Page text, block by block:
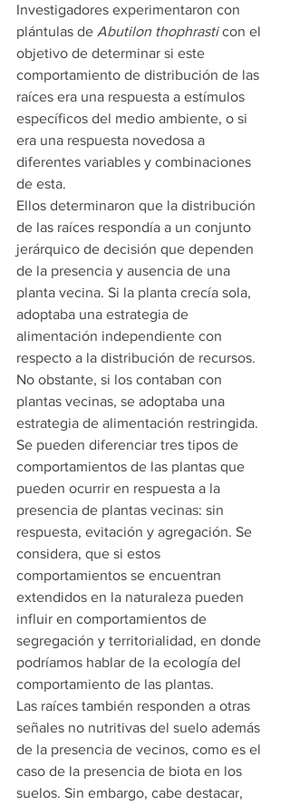
Investigadores experimentaron con
plántulas de Abutilon thophrasti con el
objetivo de determinar si este
comportamiento de distribución de las
raíces era una respuesta a estímulos
específicos del medio ambiente, o si
era una respuesta novedosa a
diferentes variables y combinaciones
de esta.
Ellos determinaron que la distribución
de las raíces respondía a un conjunto
jerárquico de decisión que dependen
de la presencia y ausencia de una
planta vecina. Si la planta crecía sola,
adoptaba una estrategia de
alimentación independiente con
respecto a la distribución de recursos.
No obstante, si los contaban con
plantas vecinas, se adoptaba una
estrategia de alimentación restringida.
Se pueden diferenciar tres tipos de
comportamientos de las plantas que
pueden ocurrir en respuesta a la
presencia de plantas vecinas: sin
respuesta, evitación y agregación. Se
considera, que si estos
comportamientos se encuentran
extendidos en la naturaleza pueden
influir en comportamientos de
segregación y territorialidad, en donde
podríamos hablar de la ecología del
comportamiento de las plantas.
Las raíces también responden a otras
señales no nutritivas del suelo además
de la presencia de vecinos, como es el
caso de la presencia de biota en los
suelos. Sin embargo, cabe destacar,